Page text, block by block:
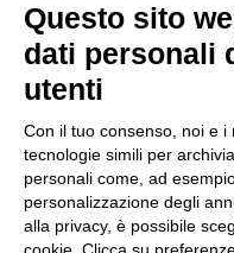
Sostenibilità
Media
Questo sito
dati personali
utenti
Con il tuo consenso, noi e
tecnologie simili per
personali come, ad
personalizzazione degli
alla privacy, è possibile